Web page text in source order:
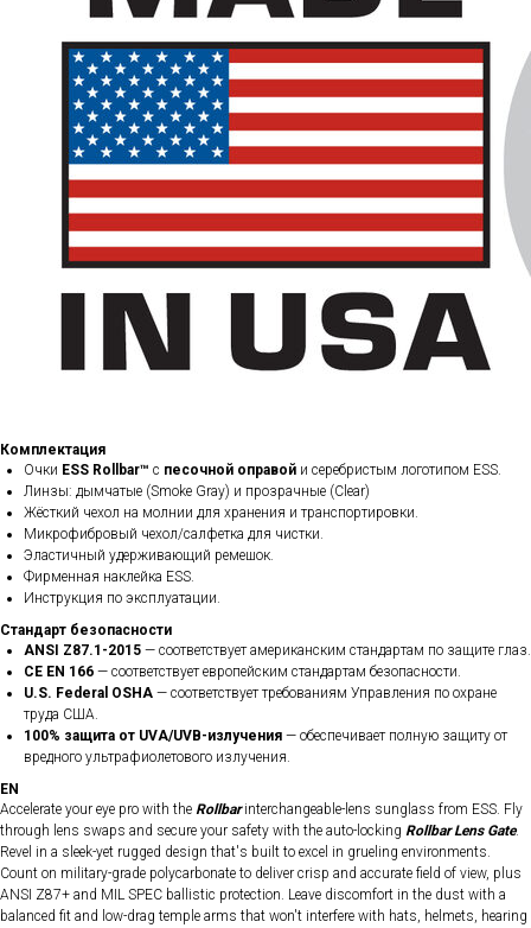
Комплектация
Очки ESS Rollbar™ с песочной оправой и серебристым логотипом ESS.
Линзы: дымчатые (Smoke Gray) и прозрачные (Clear)
Жёсткий чехол на молнии для хранения и транспортировки.
Микрофибровый чехол/салфетка для чистки.
Эластичный удерживающий ремешок.
Фирменная наклейка ESS.
Инструкция по эксплуатации.
Стандарт безопасности
ANSI Z87.1-2015 — соответствует американским стандартам по защите глаз.
CE EN 166 — соответствует европейским стандартам безопасности.
U.S. Federal OSHA — соответствует требованиям Управления по охране
труда США.
100% защита от UVA/UVB-излучения — обеспечивает полную защиту от
вредного ультрафиолетового излучения.
EN
Accelerate your eye pro with the Rollbarinterchangeable-lens sunglass from ESS. Fly
through lens swaps and secure your safety with the auto-locking Rollbar Lens Gate.
Revel in a sleek-yet rugged design that's built to excel in grueling environments.
Count on military-grade polycarbonate to deliver crisp and accurate field of view, plus
ANSI Z87+ and MIL SPEC ballistic protection. Leave discomfort in the dust with a
balanced fit and low-drag temple arms that won't interfere with hats, helmets, hearing